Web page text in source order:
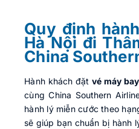
Quy định
Hà Nội đi
China
Hành khách đặt vé máy
cùng China Southern
hành lý miễn cước theo
sẽ giúp bạn chuẩn bị hành